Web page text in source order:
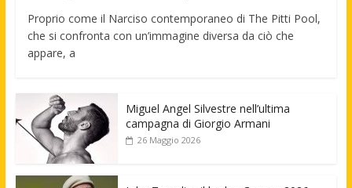
Proprio come il Narciso contemporaneo di The Pitti Pool,
che si confronta con un’immagine diversa da ciò che
appare, a
Miguel Angel Silvestre nell’ultima
campagna di Giorgio Armani
26 Maggio 2026